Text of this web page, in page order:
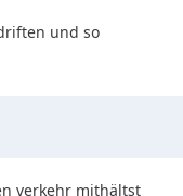
und so
verkehr mithältst